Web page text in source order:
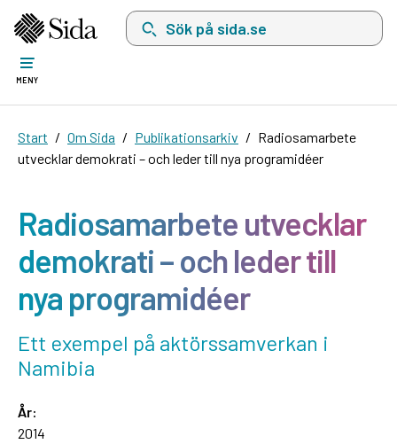
Sök på sida.se, sökförslag kommer att visas
MENY
Start Om Sida Publikationsarkiv
Radiosamarbete
utvecklar demokrati – och leder till nya programidéer
Radiosamarbete utvecklar
demokrati – och leder till
nya programidéer
Ett exempel på aktörssamverkan i
Namibia
År:
2014